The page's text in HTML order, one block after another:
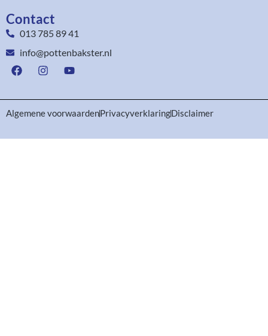
Contact
013 785 89 41
info@pottenbakster.nl
Algemene voorwaardenPrivacyverklaringDisclaimer